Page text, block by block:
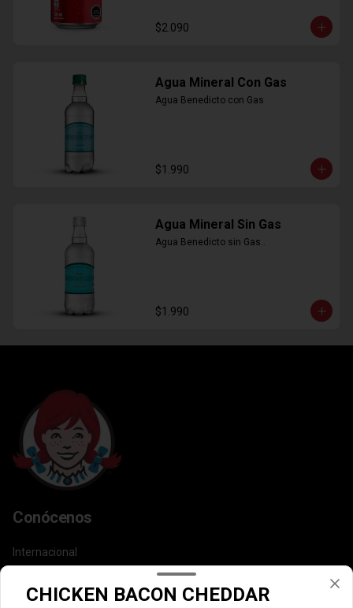
$2.090
Agua Mineral Con Gas
Agua Benedicto con Gas
$1.990
Agua Mineral Sin Gas
Agua Benedicto sin Gas..
$1.990
Conócenos
Internacional
DEGASA
CHICKEN BACON CHEDDAR